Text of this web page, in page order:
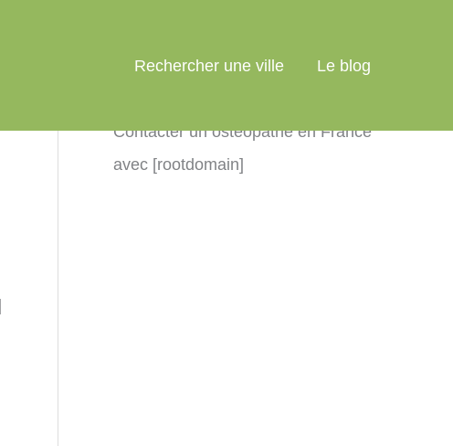
Rechercher une ville Le blog
Contacter un ostéopathe en France
avec [rootdomain]